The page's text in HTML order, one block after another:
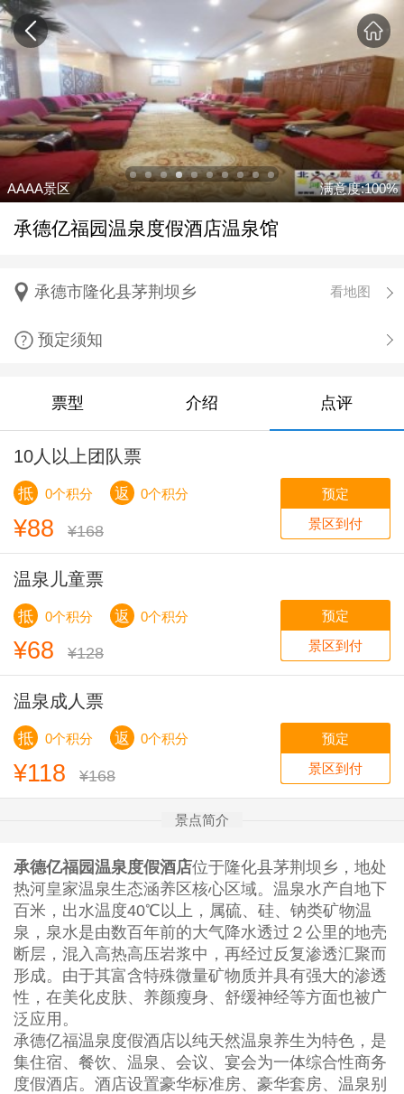
AAAA景区 满意度:100%
承德亿福园温泉度假酒店温泉馆
承德市隆化县茅荆坝乡 看地图
预定须知
票型 介绍 点评
10人以上团队票
抵 0个积分 返 0个积分
¥88 ¥168
预定
景区到付
温泉儿童票
抵 0个积分 返 0个积分
¥68 ¥128
预定
景区到付
温泉成人票
抵 0个积分 返 0个积分
¥118 ¥168
预定
景区到付
景点简介
承德亿福园温泉度假酒店位于隆化县茅荆坝乡，地处
热河皇家温泉生态涵养区核心区域。温泉水产自地下
百米，出水温度40℃以上，属硫、硅、钠类矿物温
泉，泉水是由数百年前的大气降水透过２公里的地壳
断层，混入高热高压岩浆中，再经过反复渗透汇聚而
形成。由于其富含特殊微量矿物质并具有强大的渗透
性，在美化皮肤、养颜瘦身、舒缓神经等方面也被广
泛应用。
承德亿福温泉度假酒店以纯天然温泉养生为特色，是
集住宿、餐饮、温泉、会议、宴会为一体综合性商务
度假酒店。酒店设置豪华标准房、豪华套房、温泉别